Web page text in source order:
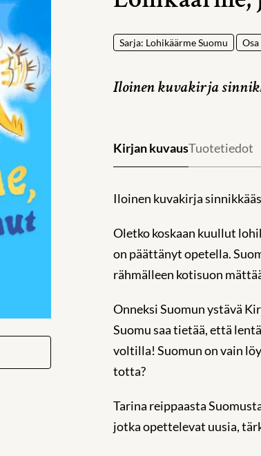
Sarja: Lohikäärme Suomu Osa
Iloinen kuvakirja
Kirjan kuvausTuotetiedot
Iloinen kuvakirja
Oletko koskaan kuullut
on päättänyt opetella.
rähmälleen kotisuon
Onneksi Suomun ystävä
Suomu saa tietää, että
voltilla! Suomun on vain
totta?
Tarina reippaasta
jotka opettelevat uusia,